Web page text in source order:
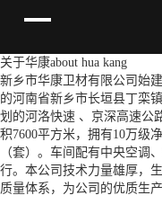
关于华康about hua kang
新乡市华康卫材有限公司始
的河南省新乡市长垣县丁栾
划的河洛快速 、京深高速公
积7600平方米，拥有10万级
（套）。车间配有中央空调
行。本公司技术力量雄厚，
质量体系，为公司的优质生